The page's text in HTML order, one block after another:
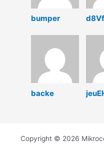
bumper
backe
Copyright © 2026